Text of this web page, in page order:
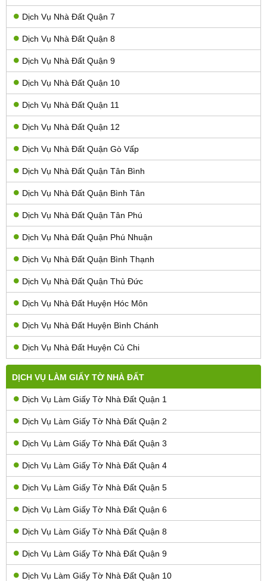
Dịch Vụ Nhà Đất Quận 7
Dịch Vụ Nhà Đất Quận 8
Dịch Vụ Nhà Đất Quận 9
Dịch Vụ Nhà Đất Quận 10
Dịch Vụ Nhà Đất Quận 11
Dịch Vụ Nhà Đất Quận 12
Dịch Vụ Nhà Đất Quận Gò Vấp
Dịch Vụ Nhà Đất Quận Tân Bình
Dịch Vụ Nhà Đất Quận Bình Tân
Dịch Vụ Nhà Đất Quận Tân Phú
Dịch Vụ Nhà Đất Quận Phú Nhuận
Dịch Vụ Nhà Đất Quận Bình Thạnh
Dịch Vụ Nhà Đất Quận Thủ Đức
Dịch Vụ Nhà Đất Huyện Hóc Môn
Dịch Vụ Nhà Đất Huyện Bình Chánh
Dịch Vụ Nhà Đất Huyện Củ Chi
DỊCH VỤ LÀM GIẤY TỜ NHÀ ĐẤT
Dịch Vụ Làm Giấy Tờ Nhà Đất Quận 1
Dịch Vụ Làm Giấy Tờ Nhà Đất Quận 2
Dịch Vụ Làm Giấy Tờ Nhà Đất Quận 3
Dịch Vụ Làm Giấy Tờ Nhà Đất Quận 4
Dịch Vụ Làm Giấy Tờ Nhà Đất Quận 5
Dịch Vụ Làm Giấy Tờ Nhà Đất Quận 6
Dịch Vụ Làm Giấy Tờ Nhà Đất Quận 8
Dịch Vụ Làm Giấy Tờ Nhà Đất Quận 9
Dịch Vụ Làm Giấy Tờ Nhà Đất Quận 10